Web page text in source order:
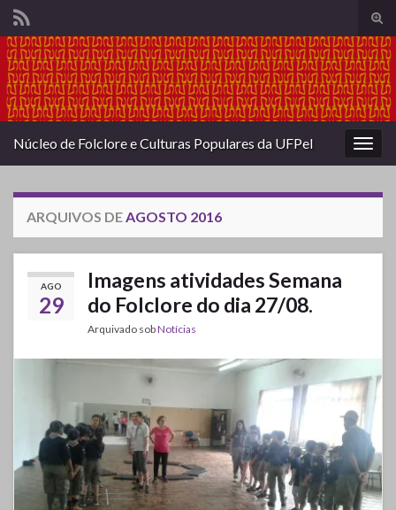
de
Search for:
Núcleo de Folclore e Culturas Populares da UFPel
ARQUIVOS DE AGOSTO 2016
AGO
29
Imagens atividades Semana
do Folclore do dia 27/08.
Arquivado sobNotícias